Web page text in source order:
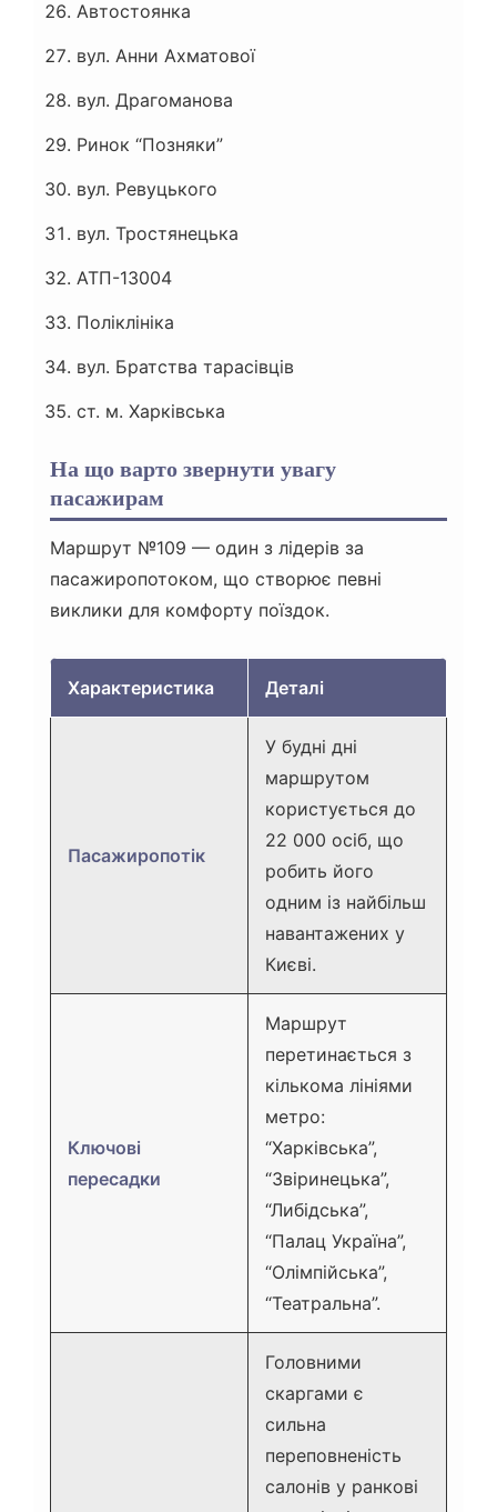
Автостоянка
вул. Анни Ахматової
вул. Драгоманова
Ринок “Позняки”
вул. Ревуцького
вул. Тростянецька
АТП-13004
Поліклініка
вул. Братства тарасівців
ст. м. Харківська
На що варто звернути увагу
пасажирам
Маршрут №109 — один з лідерів за
пасажиропотоком, що створює певні
виклики для комфорту поїздок.
Характеристика Деталі
Пасажиропотік
У будні дні
маршрутом
користується до
22 000 осіб, що
робить його
одним із найбільш
навантажених у
Києві.
Ключові
пересадки
Маршрут
перетинається з
кількома лініями
метро:
“Харківська”,
“Звіринецька”,
“Либідська”,
“Палац Україна”,
“Олімпійська”,
“Театральна”.
Головними
скаргами є
сильна
переповненість
салонів у ранкові